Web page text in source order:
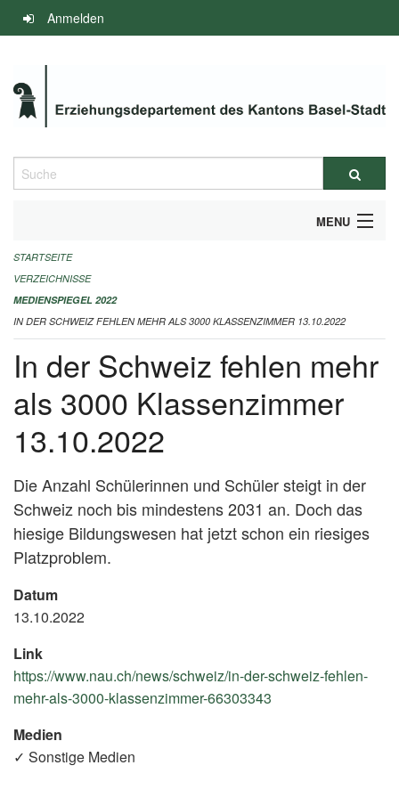
Navigation
überspringen
Anmelden
Suche
MENU
INFOS ZUM ED-MEDIENSPIEGEL
IMPRESSUM
STARTSEITE
VERZEICHNISSE
MEDIENSPIEGEL 2022
IN DER SCHWEIZ FEHLEN MEHR ALS 3000 KLASSENZIMMER 13.10.2022
In der Schweiz fehlen mehr
als 3000 Klassenzimmer
13.10.2022
Die Anzahl Schülerinnen und Schüler steigt in der
Schweiz noch bis mindestens 2031 an. Doch das
hiesige Bildungswesen hat jetzt schon ein riesiges
Platzproblem.
Datum
13.10.2022
Link
https://www.nau.ch/news/schweiz/in-der-schweiz-fehlen-
mehr-als-3000-klassenzimmer-66303343
Medien
✓ Sonstige Medien